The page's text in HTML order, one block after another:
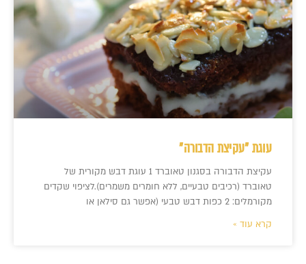
עוגת "עקיצת הדבורה"
עקיצת הדבורה בסגנון טאוברד 1 עוגת דבש מקורית של
טאוברד (רכיבים טבעיים, ללא חומרים משמרים).לציפוי שקדים
מקורמלים: 2 כפות דבש טבעי (אפשר גם סילאן או
קרא עוד »